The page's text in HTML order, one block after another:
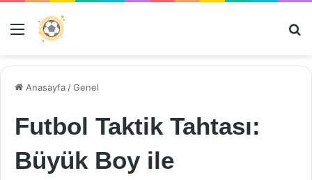
Menü
Anasayfa /Genel
Futbol Taktik Tahtası:
Büyük Boy ile